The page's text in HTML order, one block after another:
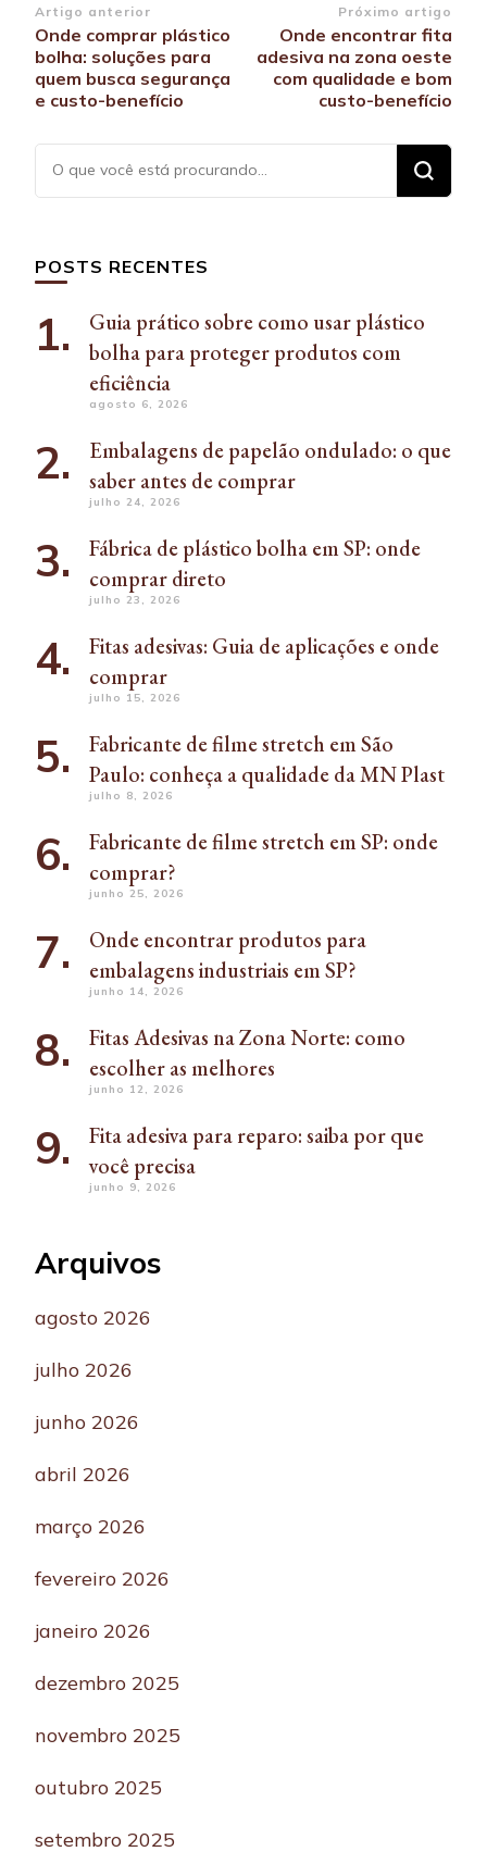
Navegação
de
post
Artigo anterior
Onde comprar plástico
bolha: soluções para
quem busca segurança
e custo-benefício
Próximo artigo
Onde encontrar fita
adesiva na zona oeste
com qualidade e bom
custo-benefício
Procurando
algo?
POSTS RECENTES
Guia prático sobre como usar plástico
bolha para proteger produtos com
eficiência
agosto 6, 2026
Embalagens de papelão ondulado: o que
saber antes de comprar
julho 24, 2026
Fábrica de plástico bolha em SP: onde
comprar direto
julho 23, 2026
Fitas adesivas: Guia de aplicações e onde
comprar
julho 15, 2026
Fabricante de filme stretch em São
Paulo: conheça a qualidade da MN Plast
julho 8, 2026
Fabricante de filme stretch em SP: onde
comprar?
junho 25, 2026
Onde encontrar produtos para
embalagens industriais em SP?
junho 14, 2026
Fitas Adesivas na Zona Norte: como
escolher as melhores
junho 12, 2026
Fita adesiva para reparo: saiba por que
você precisa
junho 9, 2026
Arquivos
agosto 2026
julho 2026
junho 2026
abril 2026
março 2026
fevereiro 2026
janeiro 2026
dezembro 2025
novembro 2025
outubro 2025
setembro 2025